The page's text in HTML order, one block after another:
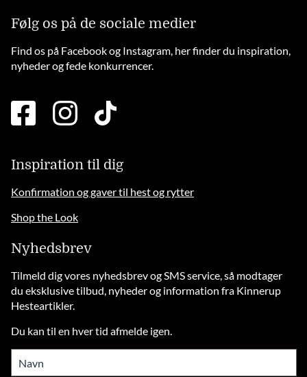
Følg os på de sociale medier
Find os på Facebook og Instagram, her finder du inspiration,
nyheder og fede konkurrencer.
facebook
square
instagramtiktok
Inspiration til dig
Konfirmation og gaver til hest og rytter
Shop the Look
Nyhedsbrev
Tilmeld dig vores nyhedsbrev og SMS service, så modtager
du eksklusive tilbud, nyheder og information fra Kinnerup
Hesteartikler.
Du kan til en hver tid afmelde igen.